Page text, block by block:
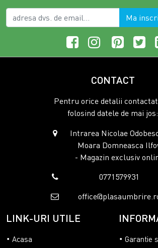
Ma
CONTACT
Pentru orice detalii
folosind datele de mai jos:
Intrarea Nicolae
Moara Domneasca
- Magazin exclusiv
0771579931
LINK-URI UTILE
Acasa
Garantie